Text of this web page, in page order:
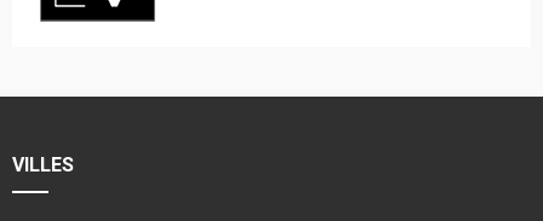
VILLES